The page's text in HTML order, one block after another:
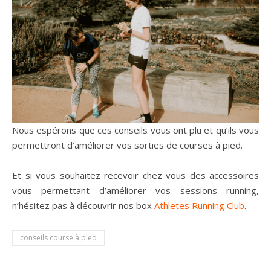
Nous espérons que ces conseils vous ont plu et qu’ils vous
permettront d’améliorer vos sorties de courses à pied.
Et si vous souhaitez recevoir chez vous des accessoires
vous permettant d’améliorer vos sessions running,
n’hésitez pas à découvrir nos box Athletes Running Club.
conseils course à pied